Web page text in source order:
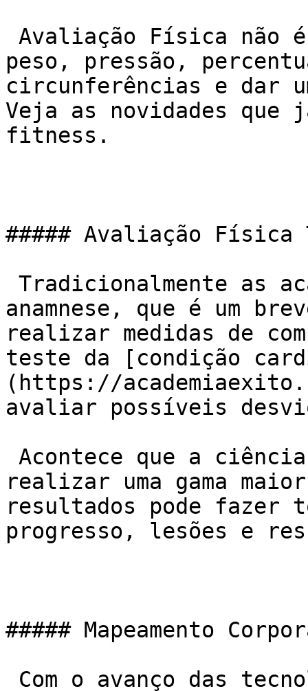
peso, pressão,
circunferências e dar
Veja as novidades que
fitness.
##### Avaliação
anamnese, que é um
realizar medidas de
teste da [condição
(https://
avaliar possíveis
realizar uma gama
resultados pode fazer
progresso, lesões e
##### Mapeamento